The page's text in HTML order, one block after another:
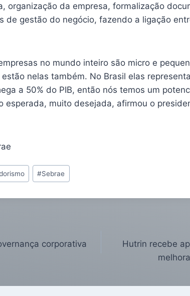
organização da empresa, formalização
de gestão do negócio, fazendo a ligação
no mundo inteiro são micro e
nelas também. No Brasil elas
a 50% do PIB, então nós temos um
esperada, muito desejada, afirmou o
#Sebrae
corporativa
Hutrin recebe